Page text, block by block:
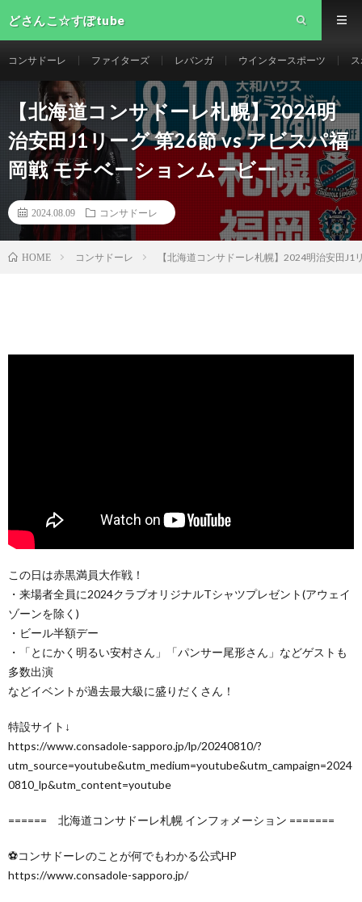
どさんこ☆すぽtube
コンサドーレ ファイターズ レバンガ ウインタースポーツ
【北海道コンサドーレ札幌】2024明
治安田J1リーグ 第26節 vs アビスパ福
岡戦 モチベーションムービー
2024.08.09 コンサドーレ
HOME コンサドーレ 【北海道コンサドーレ札幌】2024明治安田
この日は赤黒満員大作戦！
・来場者全員に2024クラブオリジナルTシャツプレゼント(アウェイ
ゾーンを除く)
・ビール半額デー
・「とにかく明るい安村さん」「パンサー尾形さん」などゲストも
多数出演
などイベントが過去最大級に盛りだくさん！
特設サイト↓
https://www.consadole-sapporo.jp/lp/20240810/?
utm_source=youtube&utm_medium=youtube&utm_campaign=2024
0810_lp&utm_content=youtube
====== 北海道コンサドーレ札幌 インフォメーション =======
⚽コンサドーレのことが何でもわかる公式HP
https://www.consadole-sapporo.jp/